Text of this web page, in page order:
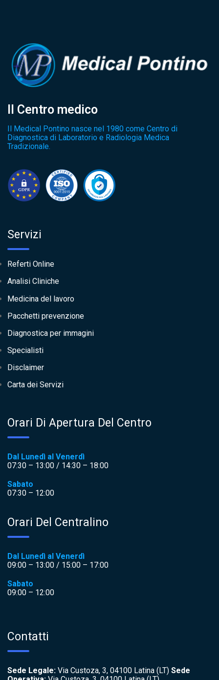
Il Centro medico
Il Medical Pontino nasce nel 1980 come Centro di
Diagnostica di Laboratorio e Radiologia Medica
Tradizionale.
Servizi
Referti Online
Analisi Cliniche
Medicina del lavoro
Pacchetti prevenzione
Diagnostica per immagini
Specialisti
Disclaimer
Carta dei Servizi
Orari Di Apertura Del Centro
Dal Lunedì al Venerdì
07:30 – 13:00 / 14:30 – 18:00
Sabato
07:30 – 12:00
Orari Del Centralino
Dal Lunedì al Venerdì
09:00 – 13:00 / 15:00 – 17:00
Sabato
09:00 – 12:00
Contatti
Sede Legale: Via Custoza, 3, 04100 Latina (LT) Sede